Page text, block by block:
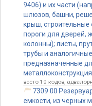
9406) и их части
шлюзов, башни,
крыш,
пороги для дверей,
колонны); листы,
трубы и
предназначенные
всего 10 кодов,
7309 00
емкости, из черных